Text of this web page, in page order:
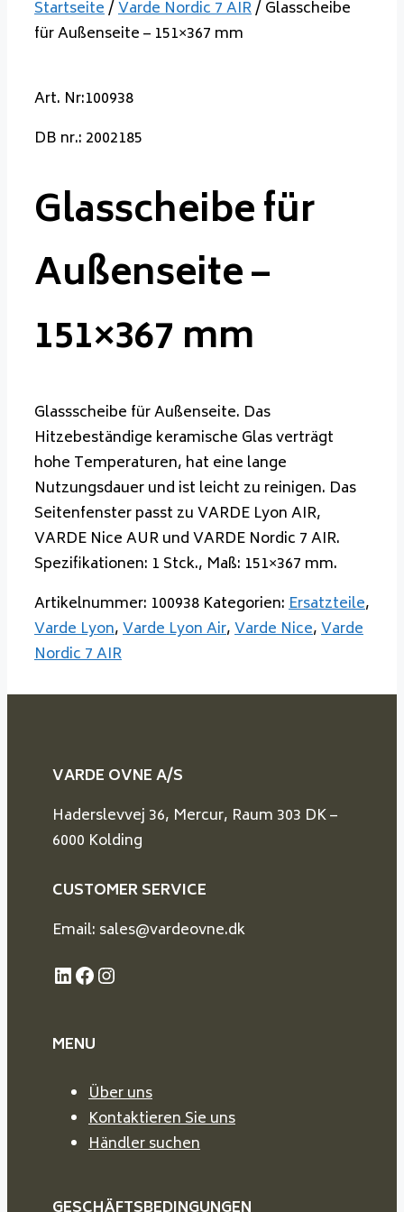
Startseite/Varde Nordic 7 AIR/ Glasscheibe
für Außenseite – 151×367 mm
Art. Nr:100938
DB nr.: 2002185
Glasscheibe für
Außenseite –
151×367 mm
Glassscheibe für Außenseite. Das
Hitzebeständige keramische Glas verträgt
hohe Temperaturen, hat eine lange
Nutzungsdauer und ist leicht zu reinigen. Das
Seitenfenster passt zu VARDE Lyon AIR,
VARDE Nice AUR und VARDE Nordic 7 AIR.
Spezifikationen: 1 Stck., Maß: 151×367 mm.
Artikelnummer: 100938 Kategorien:Ersatzteile,
Varde Lyon,Varde Lyon Air,Varde Nice,Varde
Nordic 7 AIR
VARDE OVNE A/S
Haderslevvej 36, Mercur, Raum 303 DK –
6000 Kolding
CUSTOMER SERVICE
Email: sales@vardeovne.dk
LinkedIn
Facebook
Instagram
MENU
Über uns
Kontaktieren Sie uns
Händler suchen